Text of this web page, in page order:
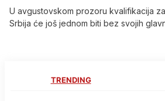
U avgustovskom prozoru kvalifikacija
Srbija će još jednom biti bez svojih
TRENDING